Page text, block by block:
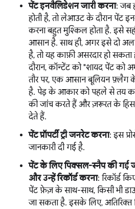
पेंट इनवैलिडेशन जारी करना: जब
होती है, तो लेआउट के दौरान पेंट
करना बहुत मुश्किल होता है. इसे
आसान है. साथ ही, अगर इसे दो
है, तो यह काफ़ी असरदार हो
दौरान, कॉन्टेंट को "शायद पेंट को
तौर पर, एक आसान बूलियन फ़्लैग
है. पेड़ के आकार को पहले से तय
की जांच करते हैं और ज़रूरत के
देते हैं.
पेंट प्रॉपर्टी ट्री जनरेट करना: इस
जानकारी दी गई है.
पेंट के लिए पिक्सल-स्नैप की गई
और उन्हें रिकॉर्ड करना: रिकॉर्ड
पेंट फ़ेज़ के साथ-साथ, किसी भी
जा सकता है. इसके लिए, अतिरिक्त